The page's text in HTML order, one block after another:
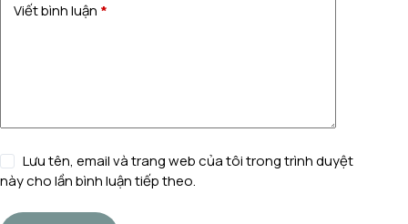
Viết bình luận *
Lưu tên, email và trang web của tôi trong trình duyệt
này cho lần bình luận tiếp theo.